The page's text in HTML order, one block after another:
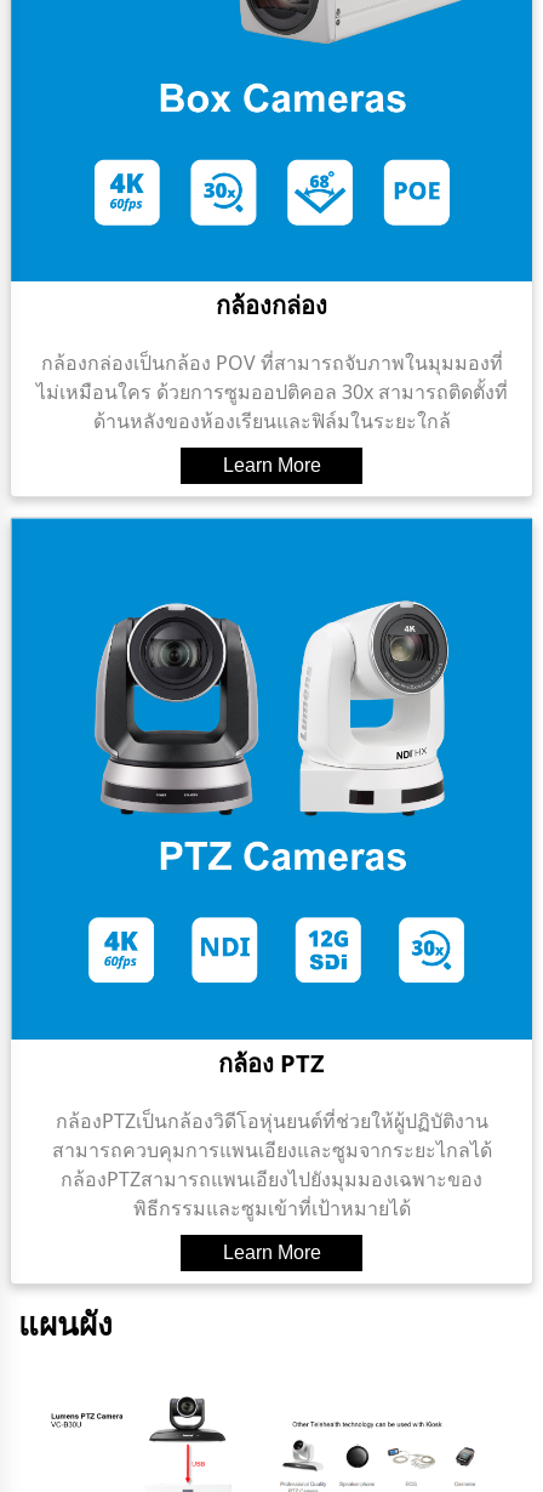
กล้องกล่อง
กล้องกล่องเป็นกล้อง POV ที่สามารถจับภาพในมุมมองที่
ไม่เหมือนใคร ด้วยการซูมออปติคอล 30x สามารถติดตั้งที่
ด้านหลังของห้องเรียนและฟิล์มในระยะใกล้
กล้อง PTZ
กล้องPTZเป็นกล้องวิดีโอหุ่นยนต์ที่ช่วยให้ผู้ปฏิบัติงาน
สามารถควบคุมการแพนเอียงและซูมจากระยะไกลได้
กล้องPTZสามารถแพนเอียงไปยังมุมมองเฉพาะของ
พิธีกรรมและซูมเข้าที่เป้าหมายได้
แผนผัง